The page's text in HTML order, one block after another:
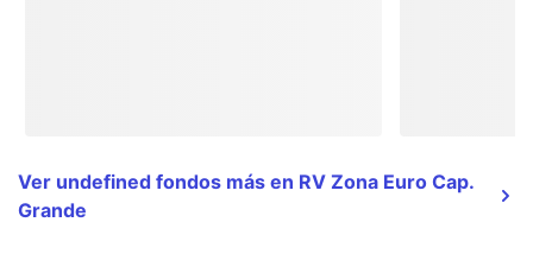
Ver undefined fondos más en RV Zona Euro Cap.
Grande